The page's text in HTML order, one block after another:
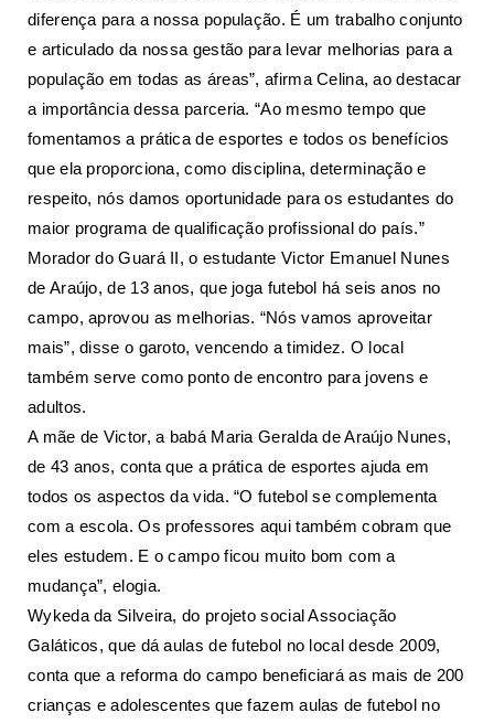
diferença para a nossa população. É um trabalho conjunto
e articulado da nossa gestão para levar melhorias para a
população em todas as áreas”, afirma Celina, ao destacar
a importância dessa parceria. “Ao mesmo tempo que
fomentamos a prática de esportes e todos os benefícios
que ela proporciona, como disciplina, determinação e
respeito, nós damos oportunidade para os estudantes do
maior programa de qualificação profissional do país.”
Morador do Guará II, o estudante Victor Emanuel Nunes
de Araújo, de 13 anos, que joga futebol há seis anos no
campo, aprovou as melhorias. “Nós vamos aproveitar
mais”, disse o garoto, vencendo a timidez. O local
também serve como ponto de encontro para jovens e
adultos.
A mãe de Victor, a babá Maria Geralda de Araújo Nunes,
de 43 anos, conta que a prática de esportes ajuda em
todos os aspectos da vida. “O futebol se complementa
com a escola. Os professores aqui também cobram que
eles estudem. E o campo ficou muito bom com a
mudança”, elogia.
Wykeda da Silveira, do projeto social Associação
Galáticos, que dá aulas de futebol no local desde 2009,
conta que a reforma do campo beneficiará as mais de 200
crianças e adolescentes que fazem aulas de futebol no